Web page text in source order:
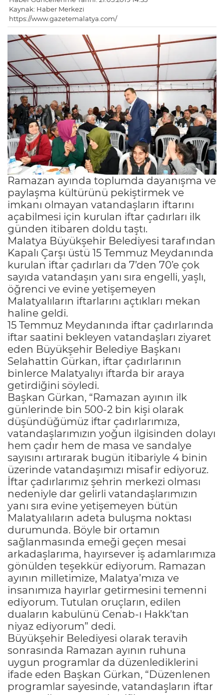
Kaynak: Haber Merkezi
https://www.gazetemalatya.com/
Ramazan ayında toplumda dayanışma ve
paylaşma kültürünü pekiştirmek ve
imkanı olmayan vatandaşların iftarını
açabilmesi için kurulan iftar çadırları ilk
günden itibaren doldu taştı.
Malatya Büyükşehir Belediyesi tarafından
Kapalı Çarşı üstü 15 Temmuz Meydanında
kurulan iftar çadırları da 7’den 70’e çok
sayıda vatandaşın yanı sıra engelli, yaşlı,
öğrenci ve evine yetişemeyen
Malatyalıların iftarlarını açtıkları mekan
haline geldi.
15 Temmuz Meydanında iftar çadırlarında
iftar saatini bekleyen vatandaşları ziyaret
eden Büyükşehir Belediye Başkanı
Selahattin Gürkan, iftar çadırlarının
binlerce Malatyalıyı iftarda bir araya
getirdiğini söyledi.
Başkan Gürkan, “Ramazan ayının ilk
günlerinde bin 500-2 bin kişi olarak
düşündüğümüz iftar çadırlarımıza,
vatandaşlarımızın yoğun ilgisinden dolayı
hem çadır hem de masa ve sandalye
sayısını artırarak bugün itibariyle 4 binin
üzerinde vatandaşımızı misafir ediyoruz.
İftar çadırlarımız şehrin merkezi olması
nedeniyle dar gelirli vatandaşlarımızın
yanı sıra evine yetişemeyen bütün
Malatyalıların adeta buluşma noktası
durumunda. Böyle bir ortamın
sağlanmasında emeği geçen mesai
arkadaşlarıma, hayırsever iş adamlarımıza
gönülden teşekkür ediyorum. Ramazan
ayının milletimize, Malatya’mıza ve
insanımıza hayırlar getirmesini temenni
ediyorum. Tutulan oruçların, edilen
duaların kabulünü Cenab-ı Hakk’tan
niyaz ediyorum” dedi.
Büyükşehir Belediyesi olarak teravih
sonrasında Ramazan ayının ruhuna
uygun programlar da düzenlediklerini
ifade eden Başkan Gürkan, “Düzenlenen
programlar sayesinde, vatandaşların iftar